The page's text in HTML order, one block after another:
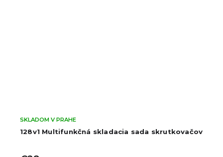
128v1 Multifunkčná skladacia sada skrutkovačov
SKLADOM V PRAHE